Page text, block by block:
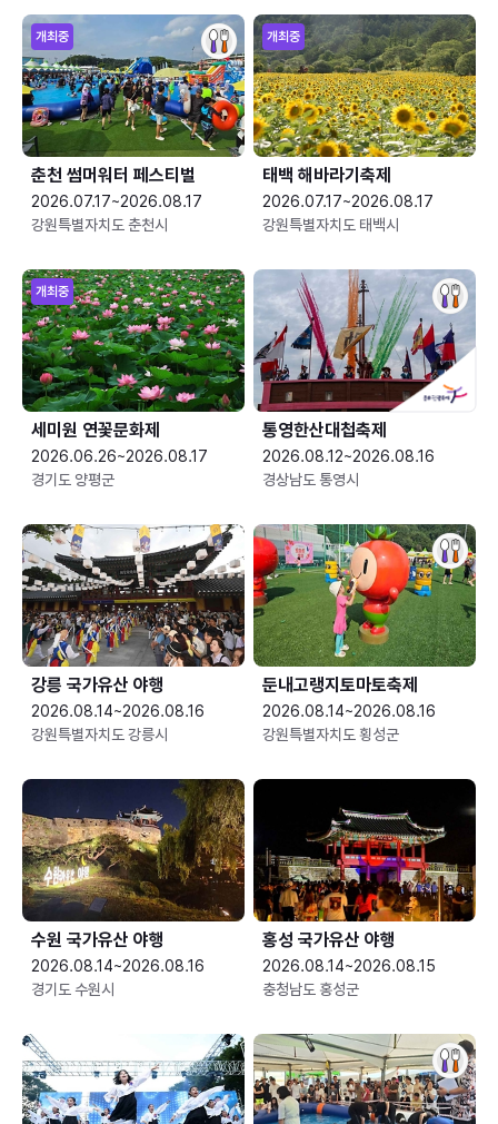
개최중
춘천 썸머워터 페스티벌
2026.07.17~2026.08.17
강원특별자치도 춘천시
개최중
태백 해바라기축제
2026.07.17~2026.08.17
강원특별자치도 태백시
개최중
세미원 연꽃문화제
2026.06.26~2026.08.17
경기도 양평군
통영한산대첩축제
2026.08.12~2026.08.16
경상남도 통영시
강릉 국가유산 야행
2026.08.14~2026.08.16
강원특별자치도 강릉시
둔내고랭지토마토축제
2026.08.14~2026.08.16
강원특별자치도 횡성군
수원 국가유산 야행
2026.08.14~2026.08.16
경기도 수원시
홍성 국가유산 야행
2026.08.14~2026.08.15
충청남도 홍성군